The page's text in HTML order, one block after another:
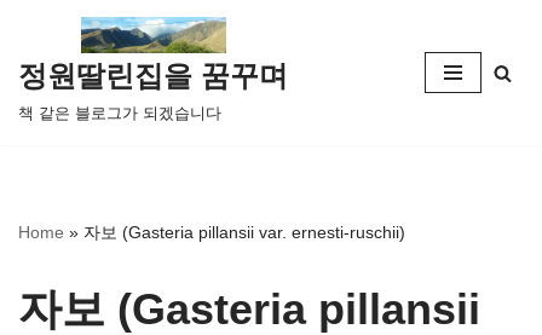
콘
텐
츠
뛰
정원딸린집을 꿈꾸며
책 같은 블로그가 되겠습니다
Home » 자보 (Gasteria pillansii var. ernesti-ruschii)
자보 (Gasteria pillansii